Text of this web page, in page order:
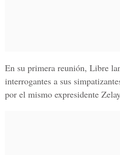
En su primera reunión, Libre
interrogantes a sus
por el mismo expresidente